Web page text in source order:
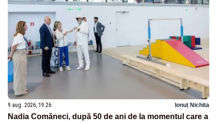
9 aug. 2026, 19:26 Ionuț Nichita
Nadia Comăneci, după 50 de ani de la momentul care a